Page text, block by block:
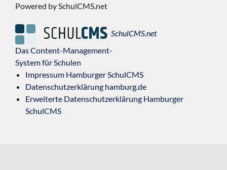
Powered by SchulCMS.net
SchulCMS.net
Das Content-Management-
System für Schulen
Impressum Hamburger SchulCMS
Datenschutzerklärung hamburg.de
Erweiterte Datenschutzerklärung Hamburger
SchulCMS